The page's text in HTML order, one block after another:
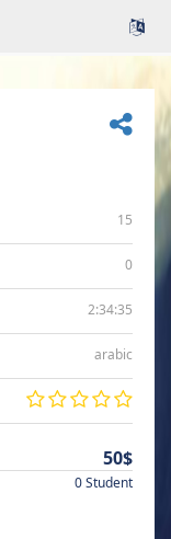
15
0
2:34:35
arabic
50$
0 Student